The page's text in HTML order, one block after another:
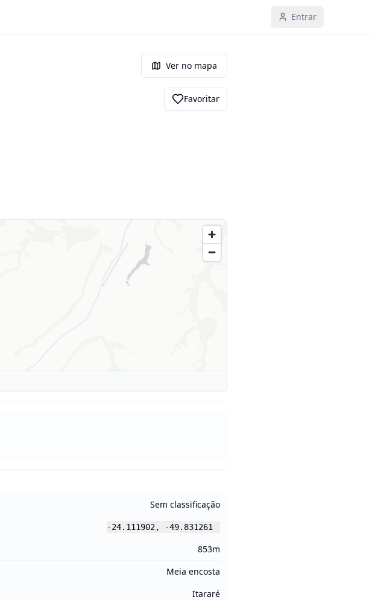
Entrar
Ver no mapa
Favoritar
Sem classificação
-24.111902, -49.831261
853m
Meia encosta
Itararé